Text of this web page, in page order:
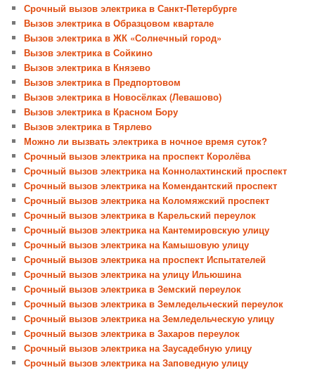
Срочный вызов электрика в Санкт-Петербурге
Вызов электрика в Образцовом квартале
Вызов электрика в ЖК «Солнечный город»
Вызов электрика в Сойкино
Вызов электрика в Князево
Вызов электрика в Предпортовом
Вызов электрика в Новосёлках (Левашово)
Вызов электрика в Красном Бору
Вызов электрика в Тярлево
Можно ли вызвать электрика в ночное время суток?
Срочный вызов электрика на проспект Королёва
Срочный вызов электрика на Коннолахтинский проспект
Срочный вызов электрика на Комендантский проспект
Срочный вызов электрика на Коломяжский проспект
Срочный вызов электрика в Карельский переулок
Срочный вызов электрика на Кантемировскую улицу
Срочный вызов электрика на Камышовую улицу
Срочный вызов электрика на проспект Испытателей
Срочный вызов электрика на улицу Ильюшина
Срочный вызов электрика в Земский переулок
Срочный вызов электрика в Земледельческий переулок
Срочный вызов электрика на Земледельческую улицу
Срочный вызов электрика в Захаров переулок
Срочный вызов электрика на Заусадебную улицу
Срочный вызов электрика на Заповедную улицу